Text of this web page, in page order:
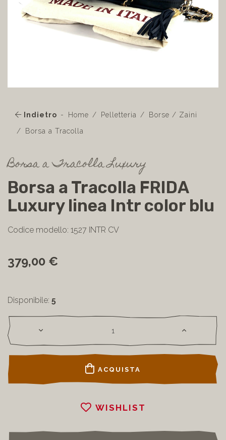
Indietro Home Pelletteria
Borse / Zaini
Borsa a Tracolla
Borsa a Tracolla Luxury
Borsa a Tracolla FRIDA
Luxury linea Intr color blu
Codice modello: 1527 INTR CV
379,00 €
Disponibile: 5
ACQUISTA
WISHLIST